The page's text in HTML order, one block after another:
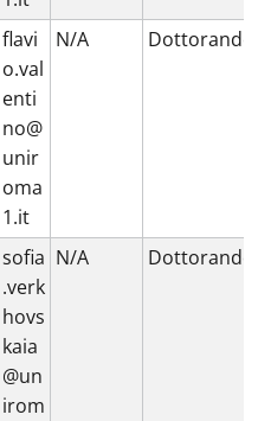
flavi
o.val
enti
no@
unir
oma
1.it
N/A Dottorando
sofia
.verk
hovs
kaia
@un
irom
N/A Dottorando